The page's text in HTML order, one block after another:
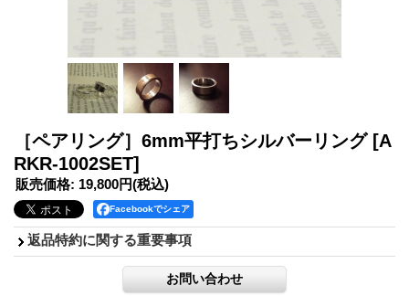
［ペアリング］6mm平打ちシルバーリング [A
RKR-1002SET]
販売価格: 19,800円(税込)
Facebookでシェア
返品特約に関する重要事項